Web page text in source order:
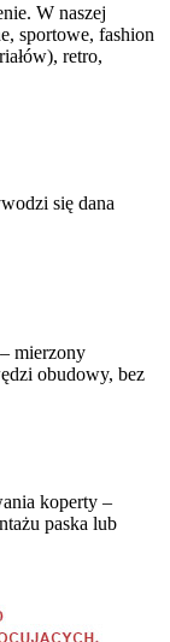
W naszej
sportowe, fashion
retro,
się dana
mierzony
obudowy, bez
koperty –
paska lub